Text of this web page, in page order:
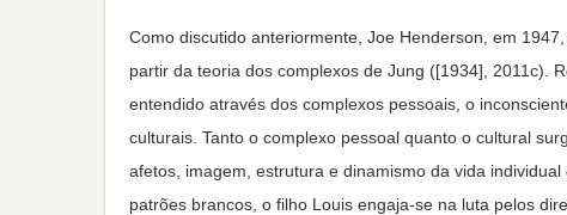
Como discutido anteriormente, Joe Henderson, em
partir da teoria dos complexos de Jung ([1934], 2011c).
entendido através dos complexos pessoais, o
culturais. Tanto o complexo pessoal quanto o cultural
afetos, imagem, estrutura e dinamismo da vida
patrões brancos, o filho Louis engaja-se na luta pelos